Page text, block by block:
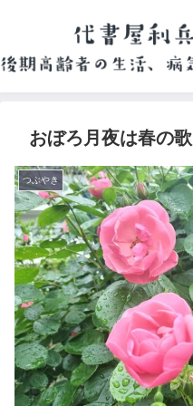
おぼろ月夜は春の歌
つぶやき